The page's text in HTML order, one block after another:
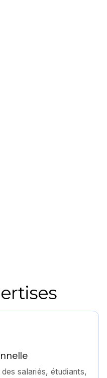
salariés, étudiants,